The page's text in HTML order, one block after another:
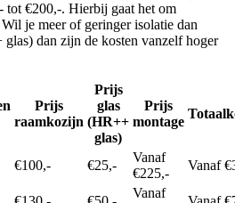
tot €200,-. Hierbij gaat het om
je meer of geringer isolatie dan
dan zijn de kosten vanzelf hoger
Prijs
raamkozijn
Prijs
glas
(HR++
glas)
Prijs
montage
€100,- €25,-
Vanaf
€225,-
Vanaf
Vanaf